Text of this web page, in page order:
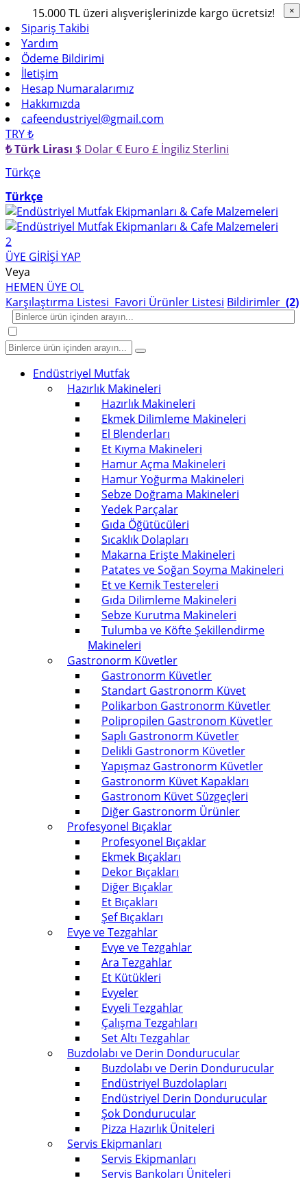
15.000 TL üzeri alışverişlerinizde kargo ücretsiz!
Sipariş Takibi
Yardım
Ödeme Bildirimi
İletişim
Hesap Numaralarımız
Hakkımızda
cafeendustriyel@gmail.com
TRY ₺
₺ Türk Lirası $ Dolar€ Euro £ İngiliz Sterlini
Türkçe
Türkçe
2
ÜYE GİRİŞİ YAP
Veya
HEMEN ÜYE OL
Karşılaştırma Listesi Favori Ürünler Listesi Bildirimler (2)
Endüstriyel Mutfak
Hazırlık Makineleri
Hazırlık Makineleri
Ekmek Dilimleme Makineleri
El Blenderları
Et Kıyma Makineleri
Hamur Açma Makineleri
Hamur Yoğurma Makineleri
Sebze Doğrama Makineleri
Yedek Parçalar
Gıda Öğütücüleri
Sıcaklık Dolapları
Makarna Erişte Makineleri
Patates ve Soğan Soyma Makineleri
Et ve Kemik Testereleri
Gıda Dilimleme Makineleri
Sebze Kurutma Makineleri
Tulumba ve Köfte Şekillendirme
Makineleri
Gastronorm Küvetler
Gastronorm Küvetler
Standart Gastronorm Küvet
Polikarbon Gastronorm Küvetler
Polipropilen Gastronom Küvetler
Saplı Gastronorm Küvetler
Delikli Gastronorm Küvetler
Yapışmaz Gastronorm Küvetler
Gastronorm Küvet Kapakları
Gastronom Küvet Süzgeçleri
Diğer Gastronorm Ürünler
Profesyonel Bıçaklar
Profesyonel Bıçaklar
Ekmek Bıçakları
Dekor Bıçakları
Diğer Bıçaklar
Et Bıçakları
Şef Bıçakları
Evye ve Tezgahlar
Evye ve Tezgahlar
Ara Tezgahlar
Et Kütükleri
Evyeler
Evyeli Tezgahlar
Çalışma Tezgahları
Set Altı Tezgahlar
Buzdolabı ve Derin Dondurucular
Buzdolabı ve Derin Dondurucular
Endüstriyel Buzdolapları
Endüstriyel Derin Dondurucular
Şok Dondurucular
Pizza Hazırlık Üniteleri
Servis Ekipmanları
Servis Ekipmanları
Servis Bankoları Üniteleri
×
×